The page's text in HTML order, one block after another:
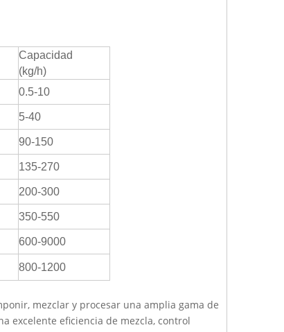
Capacidad
(kg/h)
0.5-10
5-40
90-150
135-270
200-300
350-550
600-9000
800-1200
mezclar y procesar una amplia gama de
excelente eficiencia de mezcla, control